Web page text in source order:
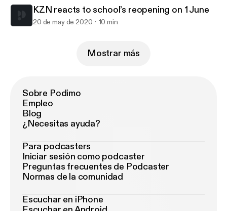
KZN reacts to school’s reopening on 1 June
20 de may de 2020 10 min
Mostrar más
Sobre Podimo
Empleo
Blog
¿Necesitas ayuda?
Para podcasters
Iniciar sesión como podcaster
Preguntas frecuentes de Podcaster
Normas de la comunidad
Escuchar en iPhone